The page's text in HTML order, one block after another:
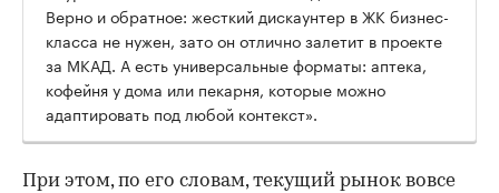
Верно и обратное: жесткий дискаунтер в ЖК бизнес-
класса не нужен, зато он отлично залетит в проекте
за МКАД. А есть универсальные форматы: аптека,
кофейня у дома или пекарня, которые можно
адаптировать под любой контекст».
При этом, по его словам, текущий рынок вовсе